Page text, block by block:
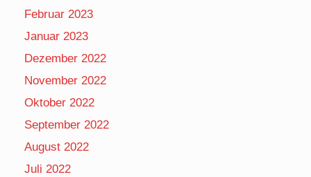
Februar 2023
Januar 2023
Dezember 2022
November 2022
Oktober 2022
September 2022
August 2022
Juli 2022